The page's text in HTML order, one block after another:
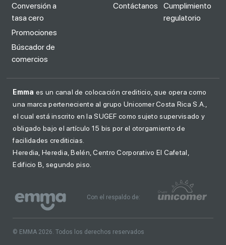
Conversión a
tasa cero
Promociones
Búscador de
comercios
Contáctanos
Cumplimiento
regulatorio
Emma es un canal de colocación crediticio, que opera como
una marca perteneciente al grupo Unicomer Costa Rica S.A.,
el cual está inscrito en la SUGEF como sujeto supervisado y
obligado bajo el artículo 15 bis por el otorgamiento de
facilidades crediticias.
Heredia, Heredia, Belén, Centro Corporativo El Cafetal,
Edificio B, segundo piso.
© EMMA 2026. Todos los derechos reservados
Con el respaldo de: